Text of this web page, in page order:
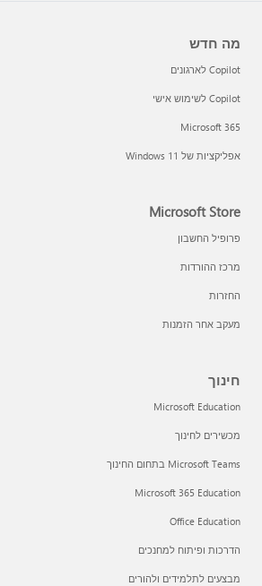
מה חדש
Copilot לארגונים
Copilot לשימוש אישי
Microsoft 365
אפליקציות של Windows 11‏
Microsoft Store
פרופיל החשבון
מרכז ההורדות
החזרות
מעקב אחר הזמנות
חינוך
Microsoft Education
מכשירים לחינוך
Microsoft Teams בתחום החינוך
Microsoft 365 Education
Office Education
הדרכות ופיתוח למחנכים
מבצעים לתלמידים ולהורים